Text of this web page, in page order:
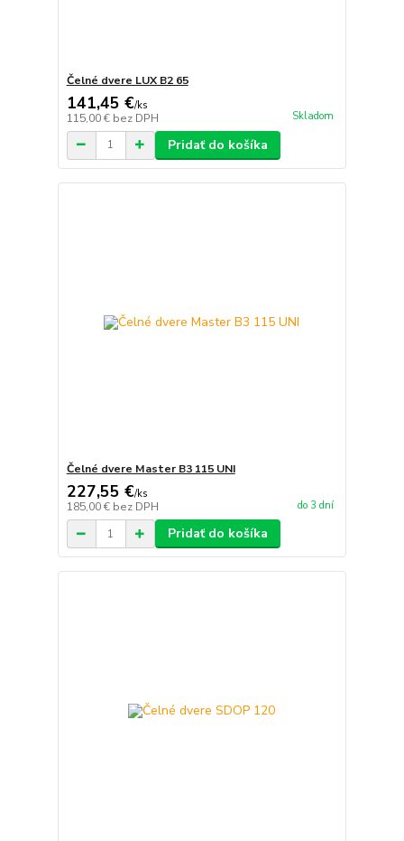
Čelné dvere LUX B2 65
141,45 €/ks
115,00 € bez DPH Skladom
Pridať do košíka
Čelné dvere Master B3 115 UNI
227,55 €/ks
185,00 € bez DPH do 3 dní
Pridať do košíka